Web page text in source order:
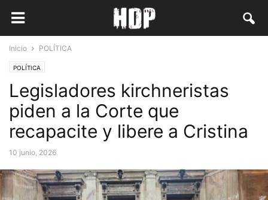
Inicio POLÍTICA
POLÍTICA
Legisladores kirchneristas
piden a la Corte que
recapacite y libere a Cristina
10 junio, 2026